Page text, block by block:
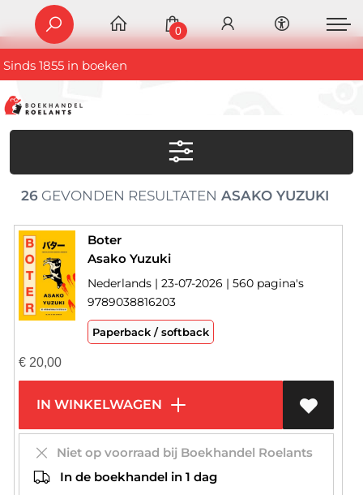
Sinds 1855 in boeken
0
26GEVONDEN RESULTATEN ASAKO YUZUKI
Boter
Asako Yuzuki
Nederlands | 23-07-2026 | 560 pagina's
9789038816203
Paperback / softback
€20,00
IN WINKELWAGEN
Niet op voorraad bij Boekhandel Roelants
In de boekhandel in 1 dag